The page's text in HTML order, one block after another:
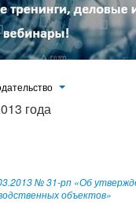
года
№ 31-рп «Об
объектов»